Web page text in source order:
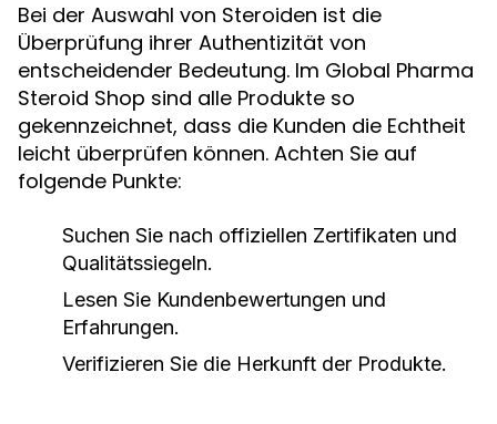
Bei der Auswahl von Steroiden ist die
Überprüfung ihrer Authentizität von
entscheidender Bedeutung. Im Global Pharma
Steroid Shop sind alle Produkte so
gekennzeichnet, dass die Kunden die Echtheit
leicht überprüfen können. Achten Sie auf
folgende Punkte:
Suchen Sie nach offiziellen Zertifikaten und
Qualitätssiegeln.
Lesen Sie Kundenbewertungen und
Erfahrungen.
Verifizieren Sie die Herkunft der Produkte.